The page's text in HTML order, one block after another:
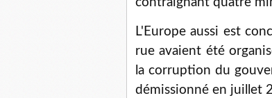
L'Europe aussi est
rue avaient été
la corruption du
démissionné en juillet